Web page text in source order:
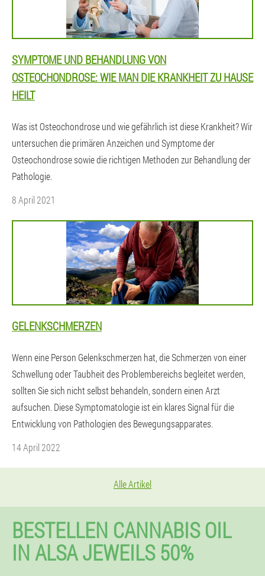
SYMPTOME UND BEHANDLUNG VON
OSTEOCHONDROSE: WIE MAN DIE KRANKHEIT ZU HAUSE
HEILT
Was ist Osteochondrose und wie gefährlich ist diese Krankheit? Wir
untersuchen die primären Anzeichen und Symptome der
Osteochondrose sowie die richtigen Methoden zur Behandlung der
Pathologie.
8 April 2021
GELENKSCHMERZEN
Wenn eine Person Gelenkschmerzen hat, die Schmerzen von einer
Schwellung oder Taubheit des Problembereichs begleitet werden,
sollten Sie sich nicht selbst behandeln, sondern einen Arzt
aufsuchen. Diese Symptomatologie ist ein klares Signal für die
Entwicklung von Pathologien des Bewegungsapparates.
14 April 2022
Alle Artikel
BESTELLEN CANNABIS OIL
IN ALSA JEWEILS 50%